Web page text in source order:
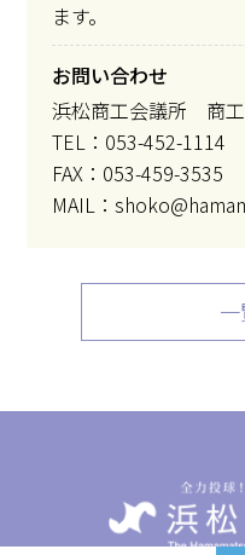
ます。
お問い合わせ
浜松商工会議所 商
TEL：053-452-1114
FAX：053-459-3535
MAIL：